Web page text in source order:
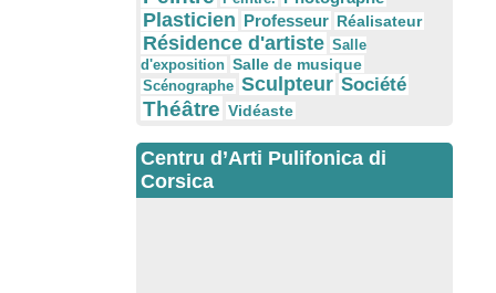
Plasticien Professeur Réalisateur
Résidence d'artiste Salle
d'exposition Salle de musique
Scénographe Sculpteur Société
Théâtre Vidéaste
Centru d’Arti Pulifonica di
Corsica